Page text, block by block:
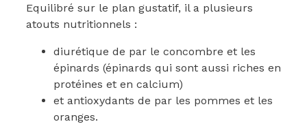
Equilibré sur le plan gustatif, il a plusieurs
atouts nutritionnels :
diurétique de par le concombre et les
épinards (épinards qui sont aussi riches en
protéines et en calcium)
et antioxydants de par les pommes et les
oranges.